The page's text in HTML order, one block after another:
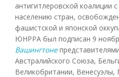
антигитлеровской коалиции
населению стран,
фашистской и японской
ЮНРРА был подписан 9
Вашингтоне
Австралийского Союза,
Великобритании, Венесуэлы,